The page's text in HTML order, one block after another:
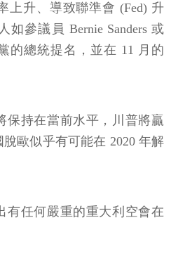
上升、導致聯準會 (Fed) 升
參議員 Bernie Sanders 或
的總統提名，並在 11 月的
保持在當前水平，川普將贏
歐似乎有可能在 2020 年解
有任何嚴重的重大利空會在